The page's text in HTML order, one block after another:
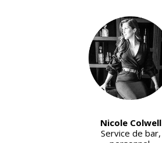
Nicole Colwell
Service de bar,